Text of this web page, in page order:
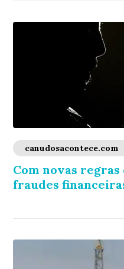
canudosacontece.com
Com novas
fraudes